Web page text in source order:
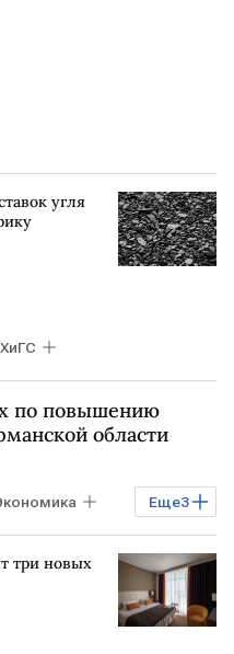
угля
по повышению
области
Еще3
три новых